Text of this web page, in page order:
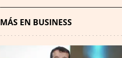
MÁS EN BUSINESS